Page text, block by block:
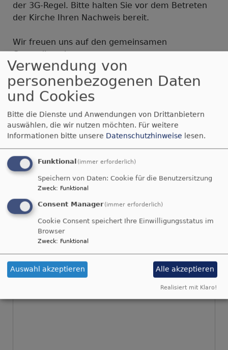
der 3G-Regel. Bitte halten Sie vor dem Betreten
der Kirche Ihren Nachweis bereit.
Wir freuen uns auf den gemeinsamen
Gottesdienst!
Reformationstag
Jauchze, du Tochter Zion! Frohlocke, Israel!
Herzen, du Tochter Jerusalem! Denn der
HERR hat deine Strafe weggenommen.
Zefanja 3,14-15
Christus ist gekommen und hat im
Evangelium Frieden verkündigt euch, die ihr
fern wart, und Frieden denen, die nahe
waren.
© Evangelische Brüder-Unität –
Herrnhuter Brüdergemeine
Weitere Informationen finden Sie
Verwendung von
personenbezogenen Daten
und Cookies
Bitte die Dienste und Anwendungen von Drittanbietern
auswählen, die wir nutzen möchten. Für weitere
Informationen bitte unsere Datenschutzhinweise lesen.
Funktional (immer erforderlich)
Speichern von Daten: Cookie für die Benutzersitzung
Zweck: Funktional
Consent Manager (immer erforderlich)
Cookie Consent speichert Ihre Einwilligungsstatus im
Browser
Zweck: Funktional
Auswahl akzeptieren Alle akzeptieren
Realisiert mit Klaro!